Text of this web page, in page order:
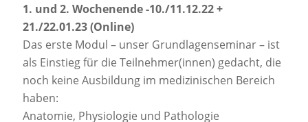
1. und 2. Wochenende -10./11.12.22 +
21./22.01.23 (Online)
Das erste Modul – unser Grundlagenseminar – ist
als Einstieg für die Teilnehmer(innen) gedacht, die
noch keine Ausbildung im medizinischen Bereich
haben:
Anatomie, Physiologie und Pathologie